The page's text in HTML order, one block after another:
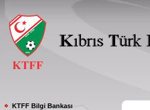
KTFF Bilgi Bankası